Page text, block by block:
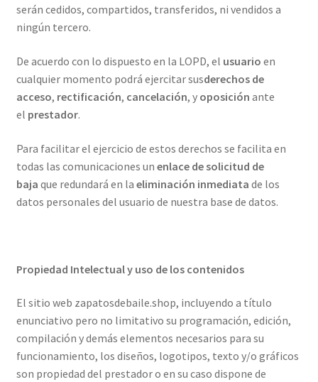
serán cedidos, compartidos, transferidos, ni vendidos a
ningún tercero.
De acuerdo con lo dispuesto en la LOPD, el usuario en
cualquier momento podrá ejercitar susderechos de
acceso, rectificación, cancelación, y oposición ante
el prestador.
Para facilitar el ejercicio de estos derechos se facilita en
todas las comunicaciones un enlace de solicitud de
baja que redundará en la eliminación inmediata de los
datos personales del usuario de nuestra base de datos.
Propiedad Intelectual y uso de los contenidos
El sitio web zapatosdebaile.shop, incluyendo a título
enunciativo pero no limitativo su programación, edición,
compilación y demás elementos necesarios para su
funcionamiento, los diseños, logotipos, texto y/o gráficos
son propiedad del prestador o en su caso dispone de